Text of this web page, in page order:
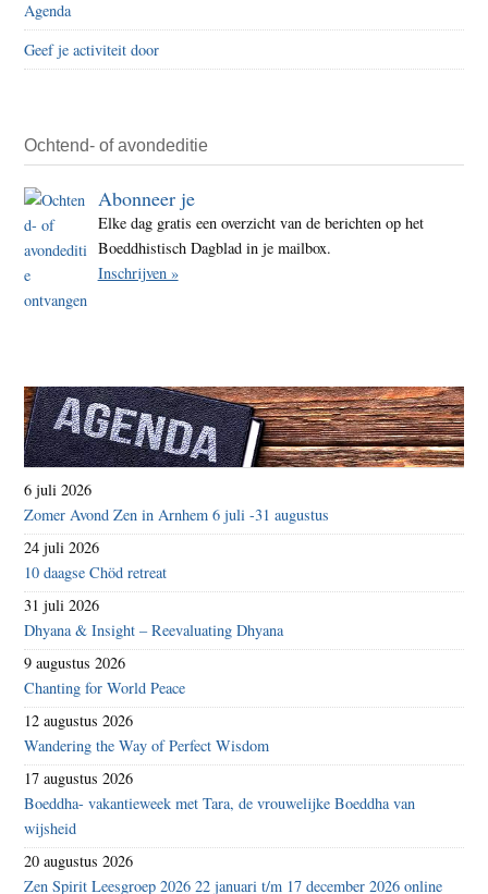
Agenda
Geef je activiteit door
Ochtend- of avondeditie
Abonneer je
Elke dag gratis een overzicht van de berichten op het
Boeddhistisch Dagblad in je mailbox.
Inschrijven »
6 juli 2026
Zomer Avond Zen in Arnhem 6 juli -31 augustus
24 juli 2026
10 daagse Chöd retreat
31 juli 2026
Dhyana & Insight – Reevaluating Dhyana
9 augustus 2026
Chanting for World Peace
12 augustus 2026
Wandering the Way of Perfect Wisdom
17 augustus 2026
Boeddha- vakantieweek met Tara, de vrouwelijke Boeddha van
wijsheid
20 augustus 2026
Zen Spirit Leesgroep 2026 22 januari t/m 17 december 2026 online